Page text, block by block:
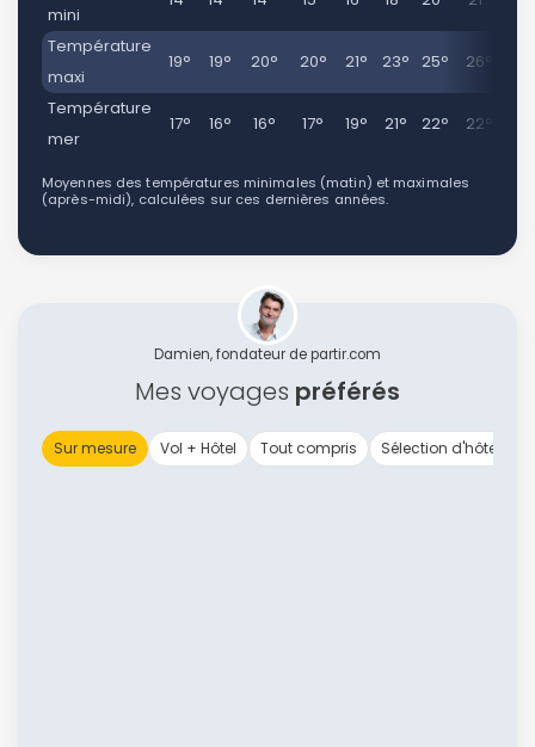
mini
Température
maxi
19° 19° 20° 20° 21° 23° 25° 26°
Température
mer
17° 16° 16° 17° 19° 21° 22° 22°
Moyennes des températures minimales (matin) et maximales
(après-midi), calculées sur ces dernières années.
Damien, fondateur de partir.com
Mes voyages préférés
Sur mesure Vol + Hôtel Tout compris Sélection d'hôtels